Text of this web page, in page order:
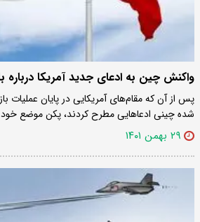
واکنش چین به ادعای جدید آمریکا
پس از آن که مقام‌های آمریکایی در پایان عملیات
شده چینی ادعاهایی مطرح کردند، پکن موضع خود
۲۹ بهمن ۱۴۰۱